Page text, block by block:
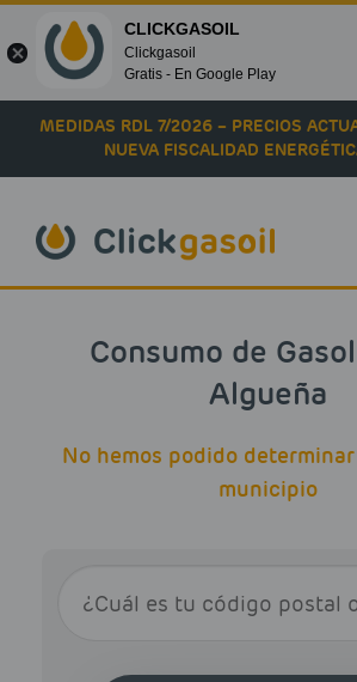
Skip to main content
MEDIDAS RDL 7/2026 – PRECIOS
NUEVA FISCALIDAD
Consumo de
Algueña
No hemos podido
municipio
CLICKGASOIL
Clickgasoil
Gratis - En Google Play